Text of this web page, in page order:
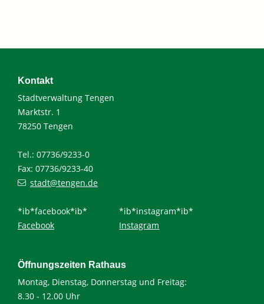
Kontakt
Stadtverwaltung Tengen
Marktstr. 1
78250 Tengen
Tel.: 07736/9233-0
Fax: 07736/9233-40
stadt@tengen.de
*ib*facebook*ib*
Facebook
*ib*instagram*ib*
Instagram
Öffnungszeiten Rathaus
Montag, Dienstag, Donnerstag und Freitag:
8.30 - 12.00 Uhr